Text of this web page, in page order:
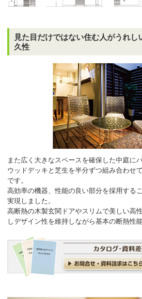
見た目だけではない住む人がうれし
久性
また広く大きなスペースを確保した中庭に
ウッドデッキと芝生を半分ずつ組み合わせ
です。
高効率の機器、性能の良い部分を採用する
実現しました。
高断熱の木製玄関ドアやスリムで美しい高
しデザイン性を維持しながら基本の断熱性